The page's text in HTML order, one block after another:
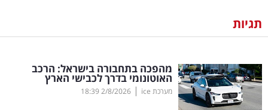
וצרכנות
דיגיטל
וטק
תגיות
מהפכה בתחבורה בישראל: הרכב
האוטונומי בדרך לכבישי הארץ
מערכת ice |
2/8/2026
18:39